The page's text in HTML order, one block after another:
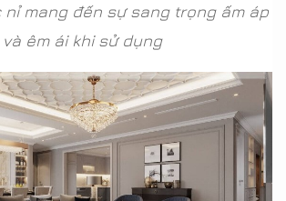
nỉ mang đến sự sang trọng ấm áp
và êm ái khi sử dụng